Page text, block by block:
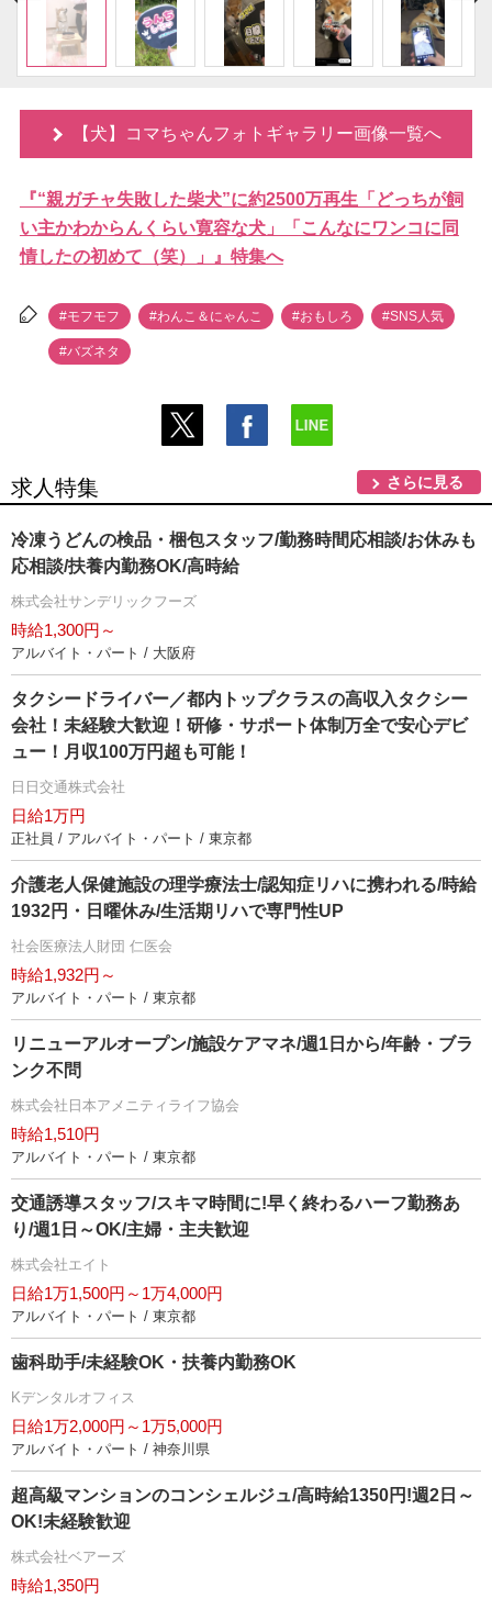
【犬】コマちゃんフォトギャラリー画像一覧へ
『“親ガチャ失敗した柴犬”に約2500万再生「どっちが飼
い主かわからんくらい寛容な犬」「こんなにワンコに同
情したの初めて（笑）」』特集へ
#モフモフ #わんこ＆にゃんこ #おもしろ #SNS人気
#バズネタ
求人特集 さらに見る
冷凍うどんの検品・梱包スタッフ/勤務時間応相談/お休みも
応相談/扶養内勤務OK/高時給
株式会社サンデリックフーズ
時給1,300円～
アルバイト・パート / 大阪府
タクシードライバー／都内トップクラスの高収入タクシー
会社！未経験大歓迎！研修・サポート体制万全で安心デビ
ュー！月収100万円超も可能！
日日交通株式会社
日給1万円
正社員 / アルバイト・パート / 東京都
介護老人保健施設の理学療法士/認知症リハに携われる/時給
1932円・日曜休み/生活期リハで専門性UP
社会医療法人財団 仁医会
時給1,932円～
アルバイト・パート / 東京都
リニューアルオープン/施設ケアマネ/週1日から/年齢・ブラ
ンク不問
株式会社日本アメニティライフ協会
時給1,510円
アルバイト・パート / 東京都
交通誘導スタッフ/スキマ時間に!早く終わるハーフ勤務あ
り/週1日～OK/主婦・主夫歓迎
株式会社エイト
日給1万1,500円～1万4,000円
アルバイト・パート / 東京都
歯科助手/未経験OK・扶養内勤務OK
Kデンタルオフィス
日給1万2,000円～1万5,000円
アルバイト・パート / 神奈川県
超高級マンションのコンシェルジュ/高時給1350円!週2日～
OK!未経験歓迎
株式会社ベアーズ
時給1,350円